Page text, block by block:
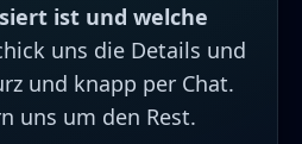
ist und welche
uns die Details und
und knapp per Chat. Wir
um den Rest.